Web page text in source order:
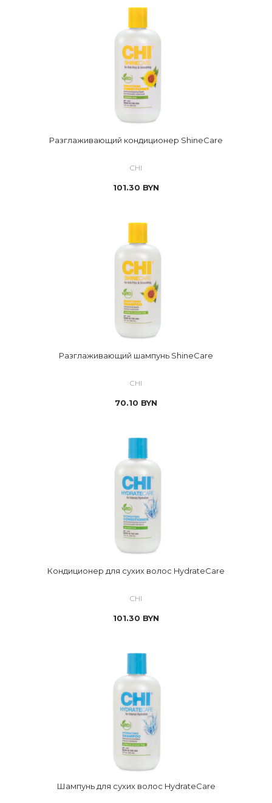
Разглаживающий кондиционер ShineCare
CHI
101.30 BYN
Разглаживающий шампунь ShineCare
CHI
70.10 BYN
Кондиционер для сухих волос HydrateCare
CHI
101.30 BYN
Шампунь для сухих волос HydrateCare